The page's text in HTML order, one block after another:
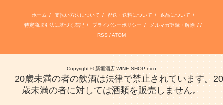
ホーム / 支払い方法について / 配送・送料について / 返品について /
特定商取引法に基づく表記 / プライバシーポリシー / メルマガ登録・解除 / /
RSS / ATOM
Copyright © 新垣酒店 WINE SHOP nico
20歳未満の者の飲酒は法律で禁止されています。20
歳未満の者に対しては酒類を販売しません。